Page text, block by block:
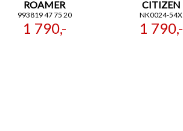
ROAMER
993819 47 75 20
1 790,-
CITIZEN
NK0024-54X
1 790,-